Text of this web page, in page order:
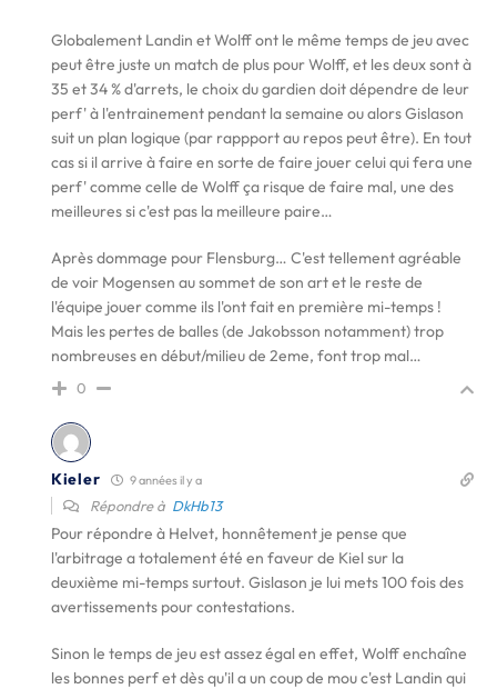
Globalement Landin et Wolff ont le même temps de jeu avec
peut être juste un match de plus pour Wolff, et les deux sont à
35 et 34 % d'arrets, le choix du gardien doit dépendre de leur
perf' à l'entrainement pendant la semaine ou alors Gislason
suit un plan logique (par rappport au repos peut être). En tout
cas si il arrive à faire en sorte de faire jouer celui qui fera une
perf' comme celle de Wolff ça risque de faire mal, une des
meilleures si c'est pas la meilleure paire…
Après dommage pour Flensburg… C'est tellement agréable
de voir Mogensen au sommet de son art et le reste de
l'équipe jouer comme ils l'ont fait en première mi-temps !
Mais les pertes de balles (de Jakobsson notamment) trop
nombreuses en début/milieu de 2eme, font trop mal…
0
Kieler 9 années il y a
Répondre à DkHb13
Pour répondre à Helvet, honnêtement je pense que
l'arbitrage a totalement été en faveur de Kiel sur la
deuxième mi-temps surtout. Gislason je lui mets 100 fois des
avertissements pour contestations.
Sinon le temps de jeu est assez égal en effet, Wolff enchaîne
les bonnes perf et dès qu'il a un coup de mou c'est Landin qui